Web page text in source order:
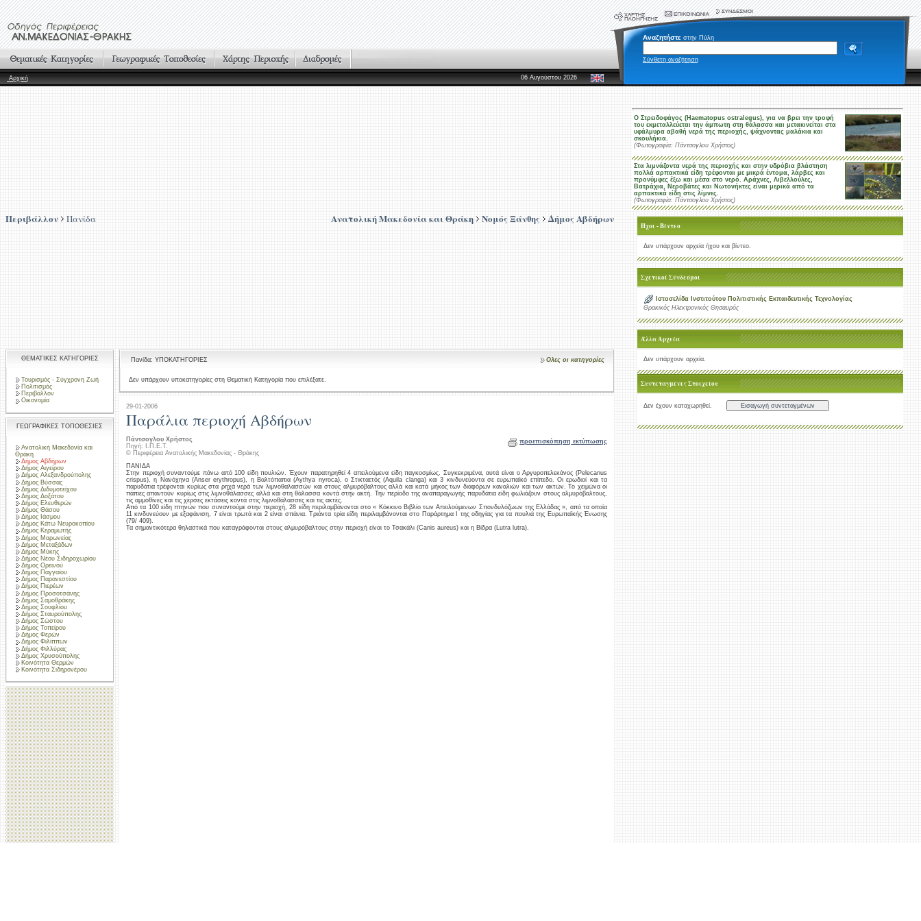
Αναζητήστε στην Πύλη
Σύνθετη αναζήτηση
Αρχική 06 Αυγούστου 2026
Περιβάλλον Πανίδα Ανατολική Μακεδονία και Θράκη Νομός Ξάνθης Δήμος Αβδήρων
Ο Στρειδοφάγος (Haematopus ostralegus), για να βρει την τροφή
του εκμεταλλεύεται την άμπωτη στη θάλασσα και μετακινείται στα
υφάλμυρα αβαθή νερά της περιοχής, ψάχνοντας μαλάκια και
σκουλήκια.
(Φωτογραφία: Πάντσογλου Χρήστος)
Στα λιμνάζοντα νερά της περιοχής και στην υδρόβια βλάστηση
πολλά αρπακτικά είδη τρέφονται με μικρά έντομα, λάρβες και
προνύμφες έξω και μέσα στο νερό. Αράχνες, Λιβελλούλες,
Βατράχια, Νεροβάτες και Νωτονήκτες είναι μερικά από τα
αρπακτικά είδη στις λίμνες.
(Φωτογραφία: Πάντσογλου Χρήστος)
Ήχοι - Βίντεο
Δεν υπάρχουν αρχεία ήχου και βίντεο.
Σχετικοί Σύνδεσμοι
Ιστοσελίδα Ινστιτούτου Πολιτιστικής Εκπαιδευτικής Τεχνολογίας
Θρακικός Ηλεκτρονικός Θησαυρός
Άλλα Αρχεία
Δεν υπάρχουν αρχεία.
Συντεταγμένες Στοιχείου
Δεν έχουν καταχωρηθεί.
ΘΕΜΑΤΙΚΕΣ ΚΑΤΗΓΟΡΙΕΣ
Τουρισμός - Σύγχρονη Ζωή
Πολιτισμός
Περιβάλλον
Οικονομία
ΓΕΩΓΡΑΦΙΚΕΣ ΤΟΠΟΘΕΣΙΕΣ
Ανατολική Μακεδονία και
Θράκη
Δήμος Αβδήρων
Δήμος Αιγείρου
Δήμος Αλεξανδρούπολης
Δήμος Βύσσας
Δήμος Διδυμοτείχου
Δήμος Δοξάτου
Δήμος Ελευθερών
Δήμος Θάσου
Δήμος Ιάσμου
Δήμος Κάτω Νευροκοπίου
Δήμος Κεραμωτής
Δήμος Μαρωνείας
Δήμος Μεταξάδων
Δήμος Μύκης
Δήμος Νέου Σιδηροχωρίου
Δήμος Ορεινού
Δήμος Παγγαίου
Δήμος Παρανεστίου
Δήμος Πιερέων
Δήμος Προσοτσάνης
Δήμος Σαμοθράκης
Δήμος Σουφλίου
Δήμος Σταυρούπολης
Δήμος Σώστου
Δήμος Τοπείρου
Δήμος Φερών
Δήμος Φιλίππων
Δήμος Φιλλύρας
Δήμος Χρυσούπολης
Κοινότητα Θερμών
Κοινότητα Σιδηρονέρου
Πανίδα: ΥΠΟΚΑΤΗΓΟΡΙΕΣ Ολες οι κατηγορίες
Δεν υπάρχουν υποκατηγορίες στη Θεματική Κατηγορία που επιλέξατε.
29-01-2006
Παράλια περιοχή Αβδήρων
Πάντσογλου Χρήστος
Πηγή: Ι.Π.Ε.Τ.
© Περιφέρεια Ανατολικής Μακεδονίας - Θράκης
προεπισκόπηση εκτύπωσης
ΠΑΝΙΔΑ
Στην περιοχή συναντούμε πάνω από 100 είδη πουλιών. Έχουν παρατηρηθεί 4 απειλούμενα είδη παγκοσμίως. Συγκεκριμένα, αυτά είναι ο Αργυροπελεκάνος (Pelecanus
crispus), η Νανόχηνα (Anser erythropus), η Βαλτόπαπια (Aythya nyroca), o Στικταετός (Aquila clanga) και 3 κινδυνεύοντα σε ευρωπαϊκό επίπεδο. Οι ερωδιοί και τα
παρυδάτια τρέφονται κυρίως στα ρηχά νερά των λιμνοθαλασσών και στους αλμυρόβαλτους αλλά και κατά μήκος των διαφόρων καναλιών και των ακτών. Το χειμώνα οι
πάπιες απαντούν κυρίως στις λιμνοθάλασσες αλλά και στη θάλασσα κοντά στην ακτή. Την περίοδο της αναπαραγωγής παρυδάτια είδη φωλιάζουν στους αλμυρόβαλτους,
τις αμμοθίνες και τις χέρσες εκτάσεις κοντά στις λιμνοθάλασσες και τις ακτές.
Από τα 100 είδη πτηνών που συναντούμε στην περιοχή, 28 είδη περιλαμβάνονται στο « Κόκκινο Βιβλίο των Απειλούμενων Σπονδυλόζωων της Ελλάδας », από τα οποία
11 κινδυνεύουν με εξαφάνιση, 7 είναι τρωτά και 2 είναι σπάνια. Τριάντα τρία είδη περιλαμβάνονται στο Παράρτημα Ι της οδηγίας για τα πουλιά της Ευρωπαϊκής Ένωσης
(79/ 409).
Τα σημαντικότερα θηλαστικά που καταγράφονται στους αλμυρόβαλτους στην περιοχή είναι το Τσακάλι (Canis aureus) και η Βίδρα (Lutra lutra).